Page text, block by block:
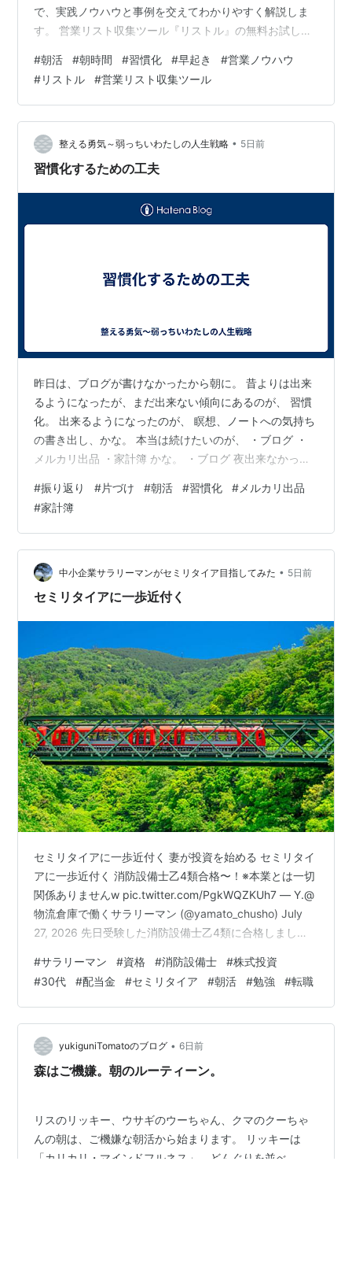
で、実践ノウハウと事例を交えてわかりやすく解説しま
す。 営業リスト収集ツール『リストル』の無料お試しは
が手に入りやすい 第2章：朝活は頑張らなくていい 第3
章：夏は新しい習慣を始めるベストシーズン 第4章：朝
時間は「時間」ではなく「心の余裕」をつくる まとめ は
じめに 夏になると、朝4時半や5時にはもう明るくなって
いますよね。 休日なのにカーテンの隙間から日差しが入
ってきて、「もう朝!?…
#朝活 #朝時間 #習慣化 #早起き #営業ノウハウ
#リストル #営業リスト収集ツール
整える勇気～弱っちいわたしの人生戦略 • 5日前
習慣化するための工夫
昨日は、ブログが書けなかったから朝に。 昔よりは出来
るようになったが、まだ出来ない傾向にあるのが、 習慣
化。 出来るようになったのが、 瞑想、ノートへの気持ち
の書き出し、かな。 本当は続けたいのが、 ・ブログ ・
メルカリ出品 ・家計簿 かな。 ・ブログ 夜出来なかった
だが数字を追うとむなしくなるから、とにかく内側を出
す感じを目指す。 ・メルカリ出品 片づけの一環として。
毎日でなくとも、土日に１出品。それくらいからやろ
う。 以前は、毎日出品していた時もあるが、それは今は
難しい。毎日は諦めよう ・家計簿 これも、夜というか、
朝やればいいのか。 …
#振り返り #片づけ #朝活 #習慣化 #メルカリ出品
#家計簿
中小企業サラリーマンがセミリタイア目指してみた • 5日前
セミリタイアに一歩近付く
セミリタイアに一歩近付く 妻が投資を始める セミリタイ
アに一歩近付く 消防設備士乙4類合格〜！※本業とは一切
関係ありませんw pic.twitter.com/PgkWQZKUh7 — Y.@
物流倉庫で働くサラリーマン (@yamato_chusho) July
27, 2026 先日受験した消防設備士乙4類に合格しまし
これで達成。 2026年の目標の一つでした 合格率30％程
度なのでハードルが高い訳ではありませんが、会社員を
しながら勉強するのは普通にしんどいて。（笑） 1日20
分や通勤中に勉強するなど、習慣にすること意識しまし
た。私は期間3カ…
#サラリーマン #資格 #消防設備士 #株式投資
#30代 #配当金 #セミリタイア #朝活 #勉強 #転職
yukiguniTomatoのブログ • 6日前
森はご機嫌。朝のルーティーン。